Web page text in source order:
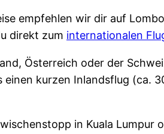
empfehlen wir dir auf
direkt zum internationalen
Österreich oder der
kurzen Inlandsflug (ca.
in Kuala Lumpur